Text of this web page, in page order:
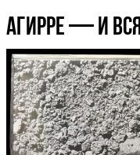
Агирре — И